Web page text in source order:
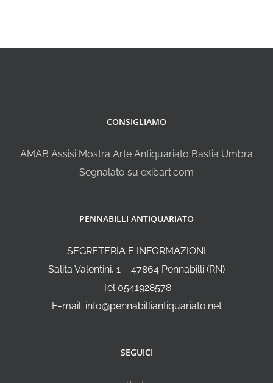
CONSIGLIAMO
AMAB Assisi Mostra Arte Antiquariato Bastia Umbra
Segnalato su exibart.com
PENNABILLI ANTIQUARIATO
SEGRETERIA E INFORMAZIONI
Salita Valentini, 1 – 47864 Pennabilli (RN)
Tel 0541928578
E-mail: info@pennabilliantiquariato.net
SEGUICI